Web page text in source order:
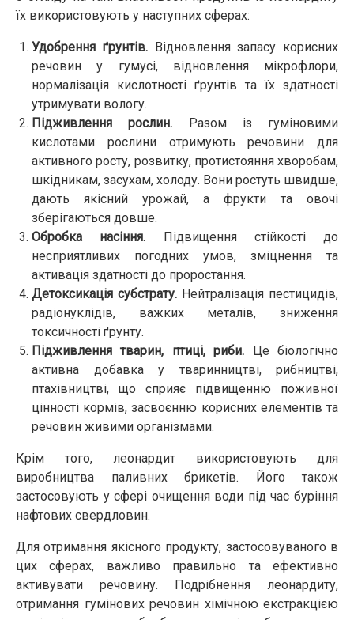
їх використовують у наступних сферах:
Удобрення ґрунтів.Відновлення запасу корисних
речовин у гумусі, відновлення мікрофлори,
нормалізація кислотності ґрунтів та їх здатності
утримувати вологу.
Підживлення рослин. Разом із гуміновими
кислотами рослини отримують речовини для
активного росту, розвитку, протистояння хворобам,
шкідникам, засухам, холоду. Вони ростуть швидше,
дають якісний урожай, а фрукти та овочі
зберігаються довше.
Обробка насіння. Підвищення стійкості до
несприятливих погодних умов, зміцнення та
активація здатності до проростання.
Детоксикація субстрату. Нейтралізація пестицидів,
радіонуклідів, важких металів, зниження
токсичності ґрунту.
Підживлення тварин, птиці, риби. Це біологічно
активна добавка у тваринництві, рибництві,
птахівництві, що сприяє підвищенню поживної
цінності кормів, засвоєнню корисних елементів та
речовин живими організмами.
Крім того, леонардит використовують для
виробництва паливних брикетів. Його також
застосовують у сфері очищення води під час буріння
нафтових свердловин.
Для отримання якісного продукту, застосовуваного в
цих сферах, важливо правильно та ефективно
активувати речовину. Подрібнення леонардиту,
отримання гумінових речовин хімічною екстракцією